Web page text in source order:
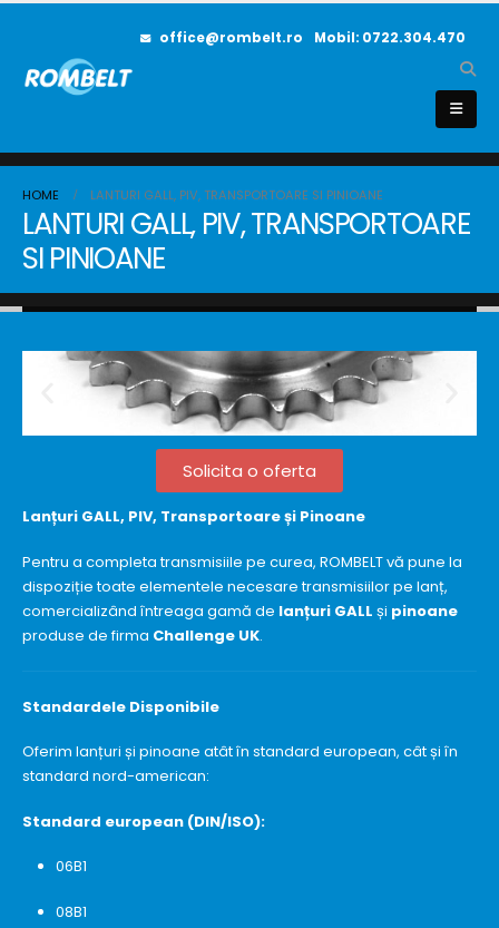
office@rombelt.ro Mobil: 0722.304.470
HOME LANTURI GALL, PIV, TRANSPORTOARE SI PINIOANE
LANTURI GALL, PIV, TRANSPORTOARE
SI PINIOANE
Solicita o oferta
Lanțuri GALL, PIV, Transportoare și Pinoane
Pentru a completa transmisiile pe curea, ROMBELT vă pune la
dispoziție toate elementele necesare transmisiilor pe lanț,
comercializând întreaga gamă de lanțuri GALL și pinoane
produse de firma Challenge UK.
Standardele Disponibile
Oferim lanțuri și pinoane atât în standard european, cât și în
standard nord-american:
Standard european (DIN/ISO):
06B1
08B1